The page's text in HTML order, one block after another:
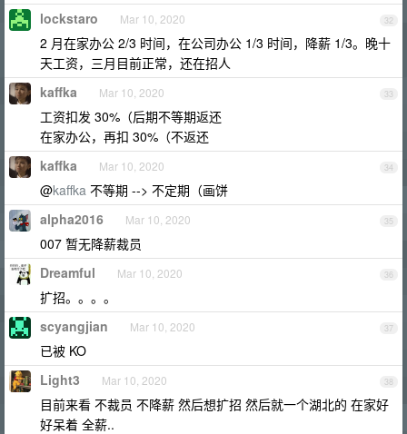
32
lockstaro Mar 10, 2020
2 月在家办公 2/3 时间，在公司办公 1/3 时间，降薪 1/3。晚十
天工资，三月目前正常，还在招人
33
kaffka Mar 10, 2020
工资扣发 30%（后期不等期返还
在家办公，再扣 30%（不返还
34
kaffka Mar 10, 2020
@kaffka 不等期 --> 不定期（画饼
35
alpha2016 Mar 10, 2020
007 暂无降薪裁员
36
Dreamful Mar 10, 2020
扩招。。。。
37
scyangjian Mar 10, 2020
已被 KO
38
Light3 Mar 10, 2020
目前来看 不裁员 不降薪 然后想扩招 然后就一个湖北的 在家好
好呆着 全薪..